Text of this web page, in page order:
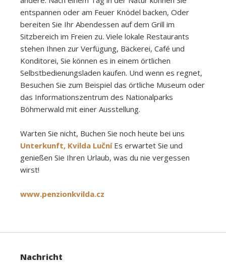
entspannen oder am Feuer Knödel backen, Oder
bereiten Sie Ihr Abendessen auf dem Grill im
Sitzbereich im Freien zu. Viele lokale Restaurants
stehen Ihnen zur Verfügung, Bäckerei, Café und
Konditorei, Sie können es in einem örtlichen
Selbstbedienungsladen kaufen. Und wenn es regnet,
Besuchen Sie zum Beispiel das örtliche Museum oder
das Informationszentrum des Nationalparks
Böhmerwald mit einer Ausstellung.
Warten Sie nicht, Buchen Sie noch heute bei uns
Unterkunft, Kvilda LučníEs erwartet Sie und
genießen Sie Ihren Urlaub, was du nie vergessen
wirst!
www.penzionkvilda.cz
Nachricht